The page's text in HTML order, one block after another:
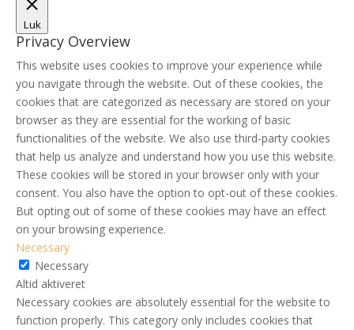
Luk
Privacy Overview
This website uses cookies to improve your experience while
you navigate through the website. Out of these cookies, the
cookies that are categorized as necessary are stored on your
browser as they are essential for the working of basic
functionalities of the website. We also use third-party cookies
that help us analyze and understand how you use this website.
These cookies will be stored in your browser only with your
consent. You also have the option to opt-out of these cookies.
But opting out of some of these cookies may have an effect
on your browsing experience.
Necessary
Necessary
Altid aktiveret
Necessary cookies are absolutely essential for the website to
function properly. This category only includes cookies that